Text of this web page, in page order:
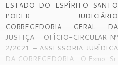
ESTADO DO ESPÍRITO SANTO
PODER JUDICIÁRIO
CORREGEDORIA GERAL DA
JUSTIÇA OFÍCIO-CIRCULAR Nº
2/2021 – ASSESSORIA JURÍDICA
DA CORREGEDORIA O Exmo. Sr.